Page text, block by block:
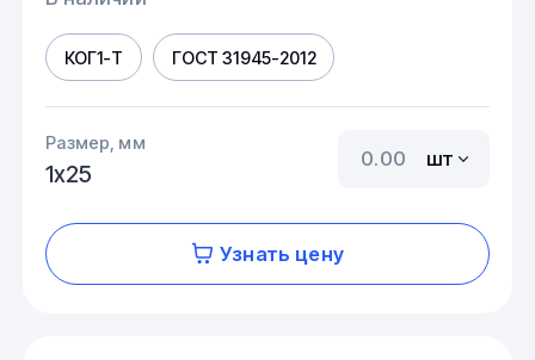
КОГ1-Т ГОСТ 31945-2012
Размер, мм
1х25
шт
Узнать цену